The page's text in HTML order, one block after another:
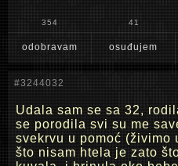
354 41
odobravam osuđujem
#3244032
Udala sam se sa 32,
se porodila svi su me
svekrvu u pomoć (živimo
što nisam htela je zato